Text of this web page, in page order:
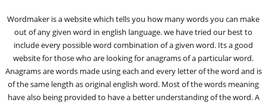
Wordmaker is a website which tells you how many words you can make
out of any given word in english language. we have tried our best to
include every possible word combination of a given word. Its a good
website for those who are looking for anagrams of a particular word.
Anagrams are words made using each and every letter of the word and is
of the same length as original english word. Most of the words meaning
have also being provided to have a better understanding of the word. A